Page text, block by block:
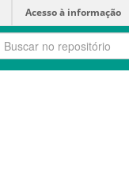
Acesso à informação